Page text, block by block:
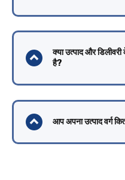
क्या उत्पाद और
है?
आप अपना उत्पाद वर्ग